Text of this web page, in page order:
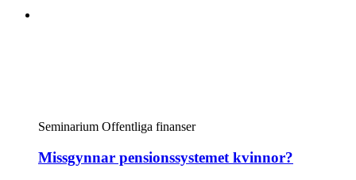
Seminarium Offentliga finanser
Missgynnar pensionssystemet kvinnor?